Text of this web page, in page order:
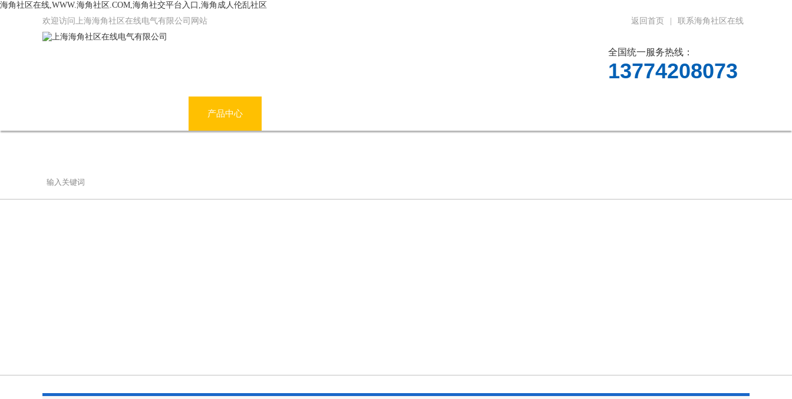
海角社区在线,WWW.海角社区.COM,海角社交平台入口,海角成人伦乱社区
欢迎访问上海海角社区在线电气有限公司网站
返回首页 联系海角社区在线
全国统一服务热线：
13774208073
产品中心